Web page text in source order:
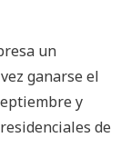
un
ganarse el
y
de